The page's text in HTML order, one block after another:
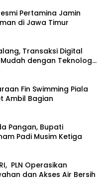
Pertamina Jamin
di Jawa Timur
Transaksi Digital
dengan Teknologi
Fin Swimming Piala
Ambil Bagian
Pangan, Bupati
Padi Musim Ketiga
PLN Operasikan
dan Akses Air Bersih